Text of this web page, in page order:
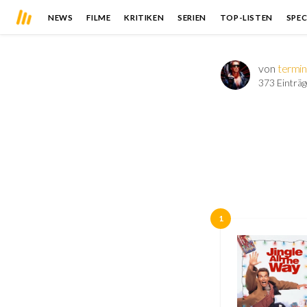
NEWS FILME KRITIKEN SERIEN TOP-LISTEN
von
373
1